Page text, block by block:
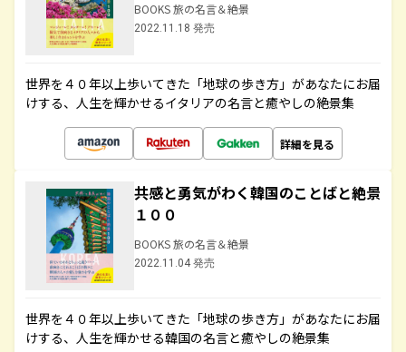
BOOKS 旅の名言＆絶景
2022.11.18 発売
世界を４０年以上歩いてきた「地球の歩き方」があなたにお届
けする、人生を輝かせるイタリアの名言と癒やしの絶景集
詳細を見る
共感と勇気がわく韓国のことばと絶景
１００
BOOKS 旅の名言＆絶景
2022.11.04 発売
世界を４０年以上歩いてきた「地球の歩き方」があなたにお届
けする、人生を輝かせる韓国の名言と癒やしの絶景集